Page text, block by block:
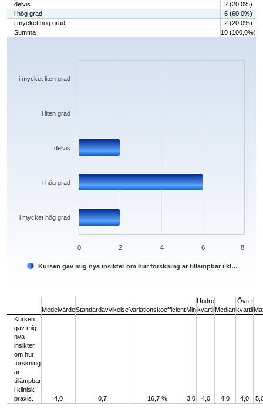
delvis
2 (20,0%)
i hög grad
6 (60,0%)
i mycket hög grad
2 (20,0%)
Summa
10 (100,0%)
Chart
The chart has 1 X axis displaying categories.
Kursen gav mig nya insikter om hur forskning är tillämpbar i kl…
i mycket hög grad
i hög grad
delvis
i liten grad
i mycket liten grad
0 2 4 6 8
MedelvärdeStandardavvikelseVariationskoefficientMin
Undre
kvartilMedian
Övre
kvartil
Kursen
gav mig
nya
insikter
om hur
forskning
är
tillämpbar
i klinisk
praxis.
4,0 0,7 16,7 % 3,0 4,0 4,0 4,0